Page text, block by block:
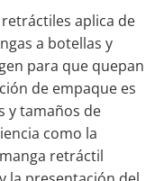
aplica de
a botellas y
para que quepan
de empaque es
y tamaños de
como la
retráctil